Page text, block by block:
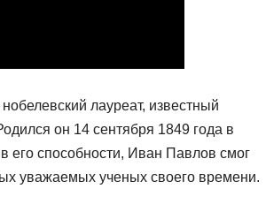
лауреат, известный
он 14 сентября 1849 года в
его способности, Иван Павлов смог
уважаемых ученых своего времени.